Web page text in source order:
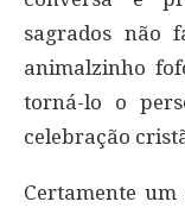
sagrados não
animalzinho
torná-lo o
celebração
Certamente